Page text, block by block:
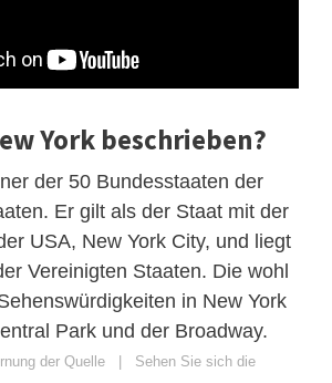
York beschrieben?
der 50 Bundesstaaten der
Er gilt als der Staat mit der
USA, New York City, und liegt
Vereinigten Staaten. Die wohl
in New York
Park und der Broadway.
der Quelle | Sehen Sie sich die